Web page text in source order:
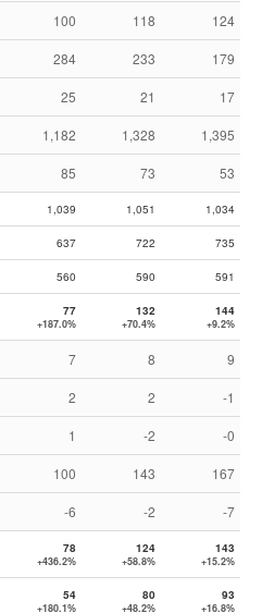
100 118 124
284 233 179
25 21 17
1,182 1,328 1,395
85 73 53
1,039 1,051 1,034
637 722 735
560 590 591
77
+187.0%
132
+70.4%
144
+9.2%
7 8 9
2 2 -1
1 -2 -0
100 143 167
-6 -2 -7
78
+436.2%
124
+58.8%
143
+15.2%
54
+180.1%
80
+48.2%
93
+16.8%